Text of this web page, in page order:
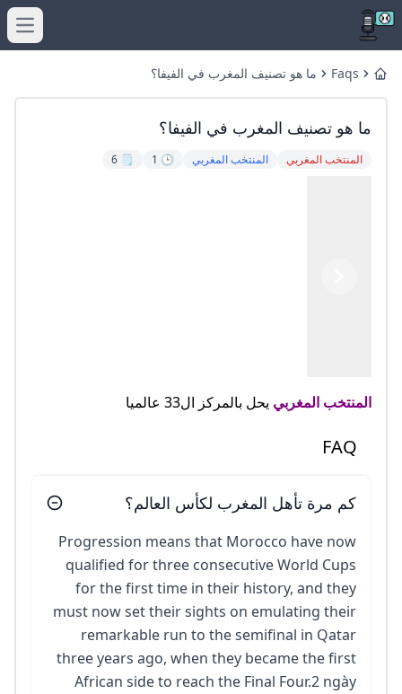
Home
Faqs ما هو تصنيف المغرب في الفيفا؟
ما هو تصنيف المغرب في الفيفا؟
المنتخب المغربي المنتخب المغربي 🕒 1
🗒️ 6
المنتخب المغربي يحل بالمركز ال33 عالميا
FAQ
كم مرة تأهل المغرب لكأس العالم؟
Progression means that Morocco have now
qualified for three consecutive World Cups
for the first time in their history, and they
must now set their sights on emulating their
remarkable run to the semifinal in Qatar
three years ago, when they became the first
African side to reach the Final Four.2 ngày